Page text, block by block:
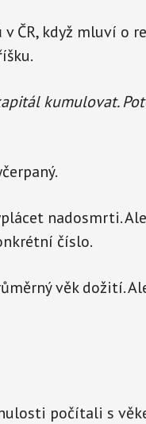
ČR, když mluví o
kumulovat.
nadosmrti.
číslo.
věk dožití.
počítali s